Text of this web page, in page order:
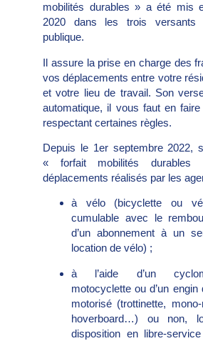
mobilités durables » a été mis
2020 dans les trois versants
publique.
Il assure la prise en charge des
vos déplacements entre votre
et votre lieu de travail. Son
automatique, il vous faut en
respectant certaines règles.
Depuis le 1er septembre 2022,
« forfait mobilités
déplacements réalisés par les
à vélo (bicyclette ou
cumulable avec le
d’un abonnement à un
location de vélo) ;
à l’aide d’un
motocyclette ou d’un engin
motorisé (trottinette,
hoverboard…) ou non,
disposition en libre-